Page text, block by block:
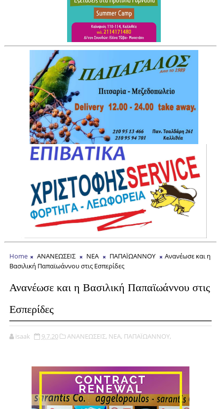
Home ΑΝΑΝΕΩΣΕΙΣ ΝΕΑ ΠΑΠΑΪΩΑΝΝΟΥ
Ανανέωσε και η
Βασιλική Παπαϊωάννου στις Εσπερίδες
Ανανέωσε και η Βασιλική Παπαϊωάννου στις
Εσπερίδες
isaak 9.7.20 ΑΝΑΝΕΩΣΕΙΣ, ΝΕΑ, ΠΑΠΑΪΩΑΝΝΟΥ,